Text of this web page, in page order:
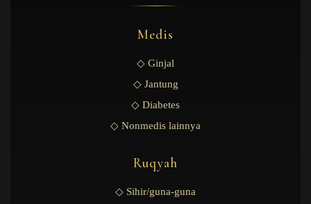
Medis
◇ Ginjal
◇ Jantung
◇ Diabetes
◇ Nonmedis lainnya
Ruqyah
◇ Sihir/guna-guna